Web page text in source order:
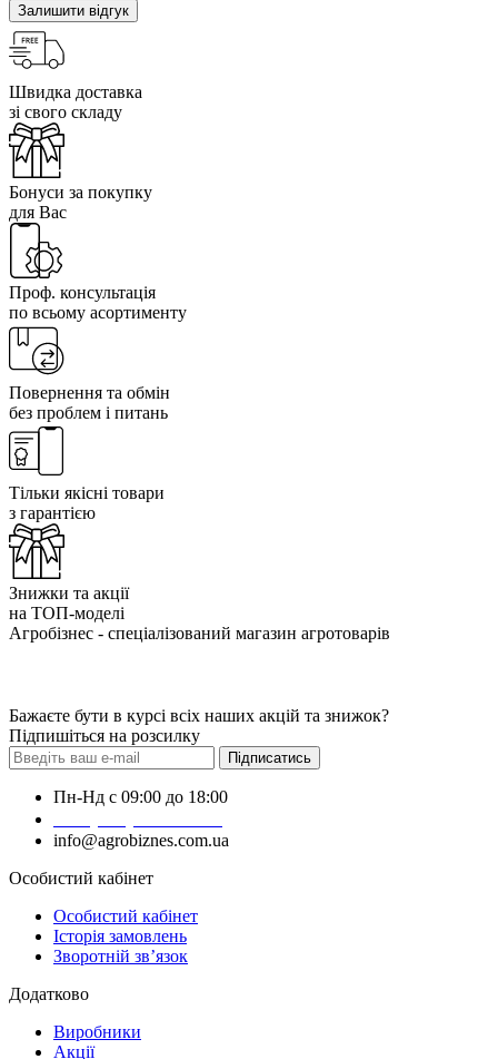
Залишити відгук
Швидка доставка
зі свого складу
Бонуси за покупку
для Вас
Проф. консультація
по всьому асортименту
Повернення та обмін
без проблем і питань
Тільки якісні товари
з гарантією
Знижки та акції
на ТОП-моделі
Агробізнес - спеціалізований магазин агротоварів
Бажаєте бути в курсі всіх наших акцій та знижок?
Підпишіться на розсилку
Підписатись
Пн-Нд с 09:00 до 18:00
info@agrobiznes.com.ua
Особистий кабінет
Особистий кабінет
Історія замовлень
Зворотній зв’язок
Додатково
Виробники
Акції